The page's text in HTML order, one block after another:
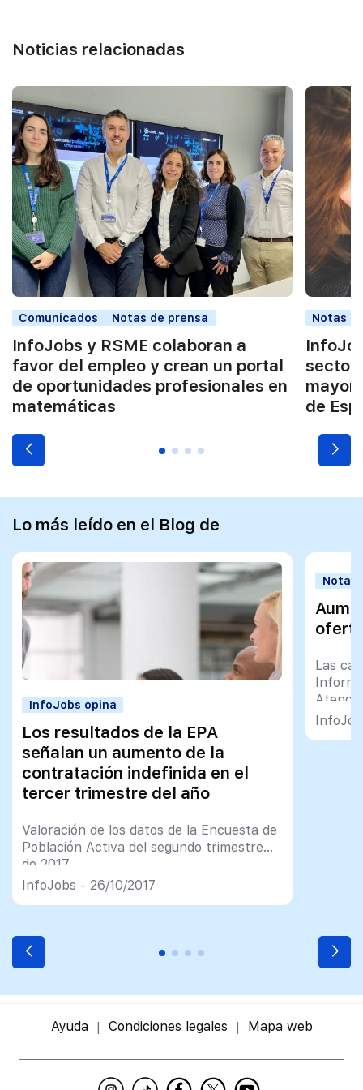
Noticias relacionadas
Comunicados Notas de prensa
InfoJobs y RSME colaboran a
favor del empleo y crean un portal
de oportunidades profesionales en
matemáticas
Notas
de
Lo más leído en el Blog de
InfoJobs opina
Los resultados de la EPA
señalan un aumento de la
contratación indefinida en el
tercer trimestre del año
Valoración de los datos de la Encuesta de
Población Activa del segundo trimestre
de 2017
InfoJobs - 26/10/2017
Notas
Las
oferta
Ayuda Condiciones legales Mapa web